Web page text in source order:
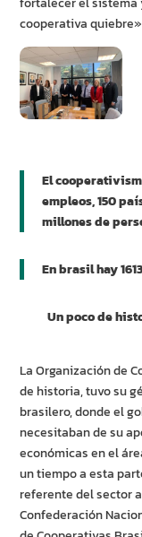
cooperativa
El
empleos, 150
millones de
En brasil hay
Un poco de
La Organización de
de historia, tuvo su
brasilero, donde el
necesitaban de su
económicas en el
un tiempo a esta
referente del sector
Confederación